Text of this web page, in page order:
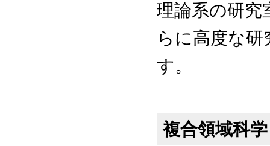
理論系の研究
らに高度な
す。
複合領域科